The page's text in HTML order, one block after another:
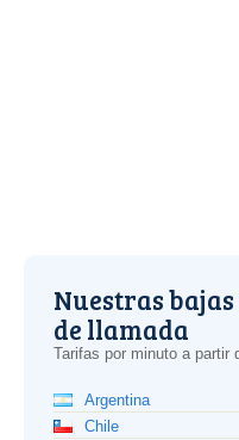
Nuestras
de llamada
Tarifas por minuto a partir
Argentina
Chile